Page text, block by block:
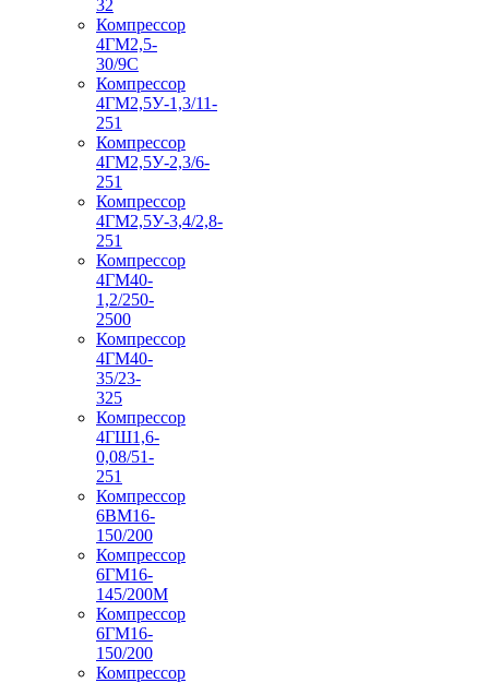
32
Компрессор
4ГМ2,5-
30/9С
Компрессор
4ГМ2,5У-1,3/11-
251
Компрессор
4ГМ2,5У-2,3/6-
251
Компрессор
4ГМ2,5У-3,4/2,8-
251
Компрессор
4ГМ40-
1,2/250-
2500
Компрессор
4ГМ40-
35/23-
325
Компрессор
4ГШ1,6-
0,08/51-
251
Компрессор
6ВМ16-
150/200
Компрессор
6ГМ16-
145/200М
Компрессор
6ГМ16-
150/200
Компрессор